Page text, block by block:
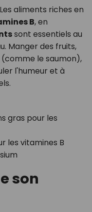
aliments riches en
B, en
sont essentiels au
Manger des fruits,
(comme le saumon),
l'humeur et à
gras pour les
les vitamines B
son